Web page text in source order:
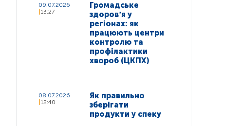
09.07.2026
13:27
Громадське
здоровʼя у
регіонах: як
працюють центри
контролю та
профілактики
хвороб (ЦКПХ)
08.07.2026
12:40
Як правильно
зберігати
продукти у спеку